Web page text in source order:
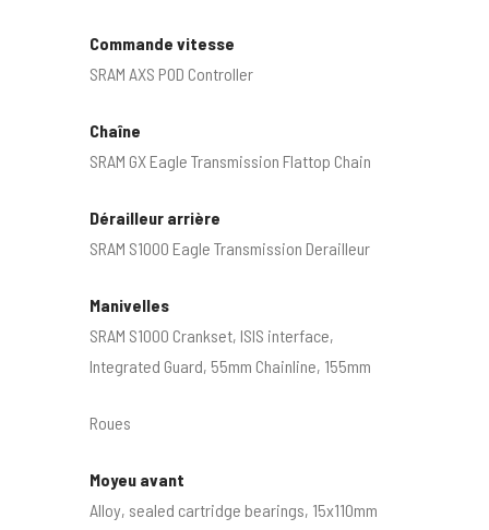
Commande vitesse
SRAM AXS POD Controller
Chaîne
SRAM GX Eagle Transmission Flattop Chain
Dérailleur arrière
SRAM S1000 Eagle Transmission Derailleur
Manivelles
SRAM S1000 Crankset, ISIS interface,
Integrated Guard, 55mm Chainline, 155mm
Roues
Moyeu avant
Alloy, sealed cartridge bearings, 15x110mm